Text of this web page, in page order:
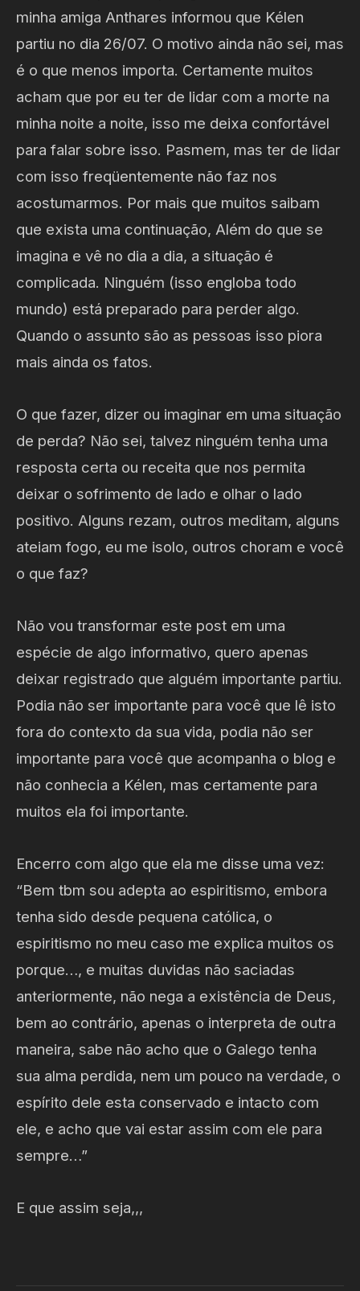
minha amiga Anthares informou que Kélen
partiu no dia 26/07. O motivo ainda não sei, mas
é o que menos importa. Certamente muitos
acham que por eu ter de lidar com a morte na
minha noite a noite, isso me deixa confortável
para falar sobre isso. Pasmem, mas ter de lidar
com isso freqüentemente não faz nos
acostumarmos. Por mais que muitos saibam
que exista uma continuação, Além do que se
imagina e vê no dia a dia, a situação é
complicada. Ninguém (isso engloba todo
mundo) está preparado para perder algo.
Quando o assunto são as pessoas isso piora
mais ainda os fatos.
O que fazer, dizer ou imaginar em uma situação
de perda? Não sei, talvez ninguém tenha uma
resposta certa ou receita que nos permita
deixar o sofrimento de lado e olhar o lado
positivo. Alguns rezam, outros meditam, alguns
ateiam fogo, eu me isolo, outros choram e você
o que faz?
Não vou transformar este post em uma
espécie de algo informativo, quero apenas
deixar registrado que alguém importante partiu.
Podia não ser importante para você que lê isto
fora do contexto da sua vida, podia não ser
importante para você que acompanha o blog e
não conhecia a Kélen, mas certamente para
muitos ela foi importante.
Encerro com algo que ela me disse uma vez:
“Bem tbm sou adepta ao espiritismo, embora
tenha sido desde pequena católica, o
espiritismo no meu caso me explica muitos os
porque…, e muitas duvidas não saciadas
anteriormente, não nega a existência de Deus,
bem ao contrário, apenas o interpreta de outra
maneira, sabe não acho que o Galego tenha
sua alma perdida, nem um pouco na verdade, o
espírito dele esta conservado e intacto com
ele, e acho que vai estar assim com ele para
sempre…”
E que assim seja,,,